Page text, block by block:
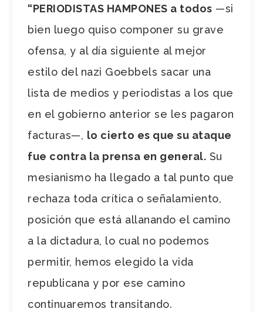
“PERIODISTAS HAMPONES a todos —si
bien luego quiso componer su grave
ofensa, y al día siguiente al mejor
estilo del nazi Goebbels sacar una
lista de medios y periodistas a los que
en el gobierno anterior se les pagaron
facturas—, lo cierto es que su ataque
fue contra la prensa en general. Su
mesianismo ha llegado a tal punto que
rechaza toda crítica o señalamiento,
posición que está allanando el camino
a la dictadura, lo cual no podemos
permitir, hemos elegido la vida
republicana y por ese camino
continuaremos transitando.